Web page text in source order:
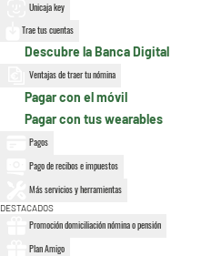
Unicaja key
Trae tus cuentas
Descubre la Banca Digital
Ventajas de traer tu nómina
Pagar con el móvil
Pagar con tus wearables
Pagos
Pago de recibos e impuestos
Más servicios y herramientas
DESTACADOS
Promoción domiciliación nómina o pensión
Plan Amigo